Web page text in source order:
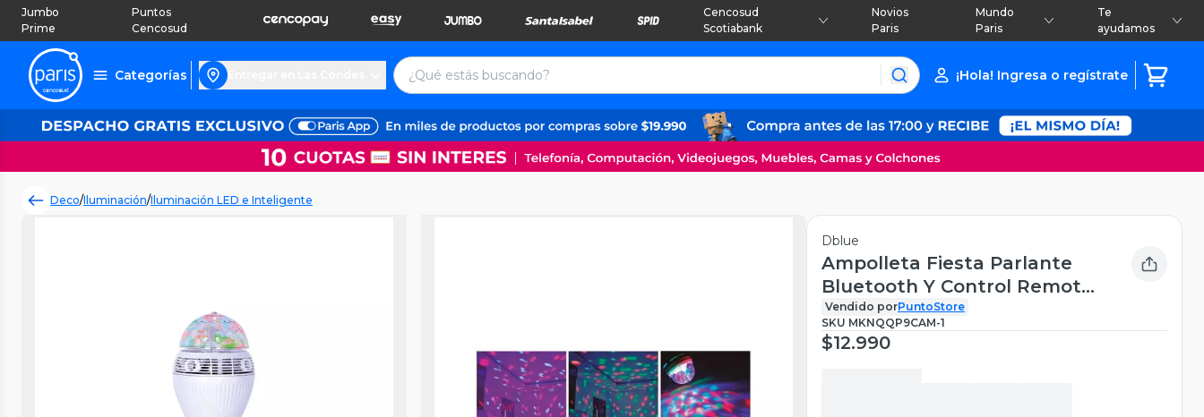
Jumbo
Prime
Puntos
Cencosud
Cencosud
Scotiabank
Novios
Paris
Mundo
Paris
Te
ayudamos
Categorías ¡Hola! Ingresa o regístrate
Deco/Iluminación/Iluminación LED e Inteligente
Dblue
Ampolleta Fiesta Parlante
Bluetooth Y Control Remoto
- Ps
Vendido porPuntoStore
SKU MKNQQP9CAM-1
$12.990